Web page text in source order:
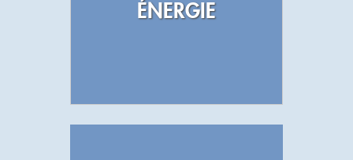
ÉNERGIE